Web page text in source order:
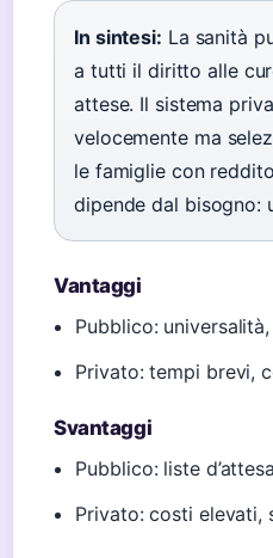
In sintesi: La sanità
a tutti il diritto alle
attese. Il sistema
velocemente ma
le famiglie con
dipende dal bisogno:
Vantaggi
Pubblico:
Privato: tempi brevi,
Svantaggi
Pubblico: liste
Privato: costi elevati,